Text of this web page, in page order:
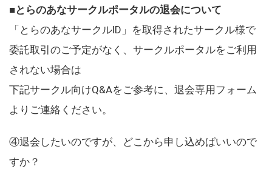
■とらのあなサークルポータルの退会について
「とらのあなサークルID」を取得されたサークル様で
委託取引のご予定がなく、サークルポータルをご利用
されない場合は
下記サークル向けQ&Aをご参考に、退会専用フォーム
よりご連絡ください。
④退会したいのですが、どこから申し込めばいいので
すか？